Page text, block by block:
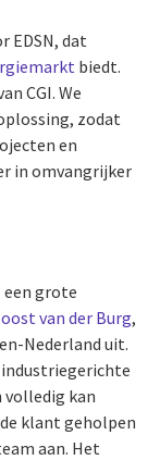
EDSN, dat
biedt.
CGI. We
zodat
en
in omvangrijker
grote
van der Burg,
Nederland uit.
kan
klant geholpen
aan. Het